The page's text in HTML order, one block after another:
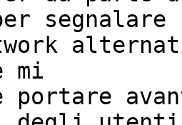
segnalare
mi
portare